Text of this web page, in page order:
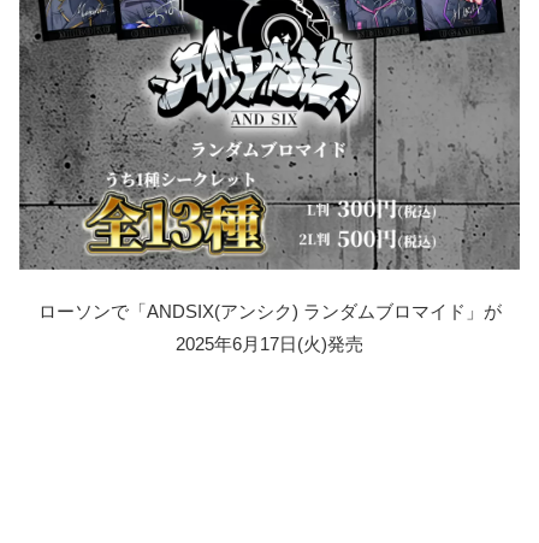
ローソンで「ANDSIX(アンシク) ランダムブロマイド」が
2025年6月17日(火)発売